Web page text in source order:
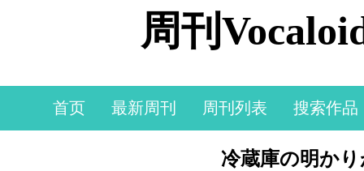
周刊
首页 最新周刊 周刊列表 搜索作品
冷蔵庫の明か